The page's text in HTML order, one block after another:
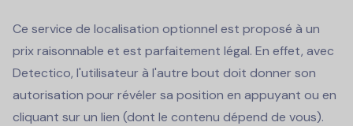
Ce service de localisation optionnel est proposé à un
prix raisonnable et est parfaitement légal. En effet, avec
Detectico, l'utilisateur à l'autre bout doit donner son
autorisation pour révéler sa position en appuyant ou en
cliquant sur un lien (dont le contenu dépend de vous).